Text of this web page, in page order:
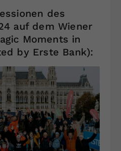
des
auf dem Wiener
Moments in
by Erste Bank):